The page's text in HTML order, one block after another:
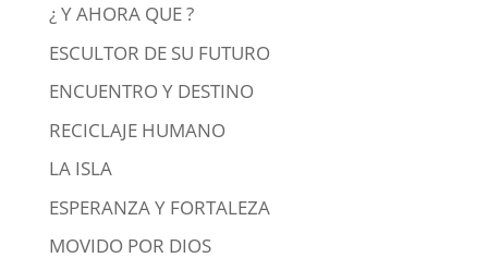
¿ Y AHORA QUE ?
ESCULTOR DE SU FUTURO
ENCUENTRO Y DESTINO
RECICLAJE HUMANO
LA ISLA
ESPERANZA Y FORTALEZA
MOVIDO POR DIOS